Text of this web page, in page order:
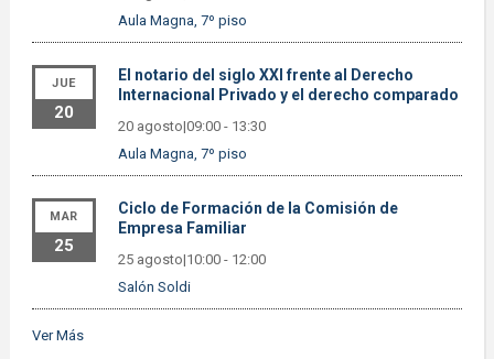
Aula Magna, 7º piso
JUE
20
El notario del siglo XXI frente al Derecho
Internacional Privado y el derecho comparado
20 agosto|09:00- 13:30
Aula Magna, 7º piso
MAR
25
Ciclo de Formación de la Comisión de
Empresa Familiar
25 agosto|10:00- 12:00
Salón Soldi
Ver Más